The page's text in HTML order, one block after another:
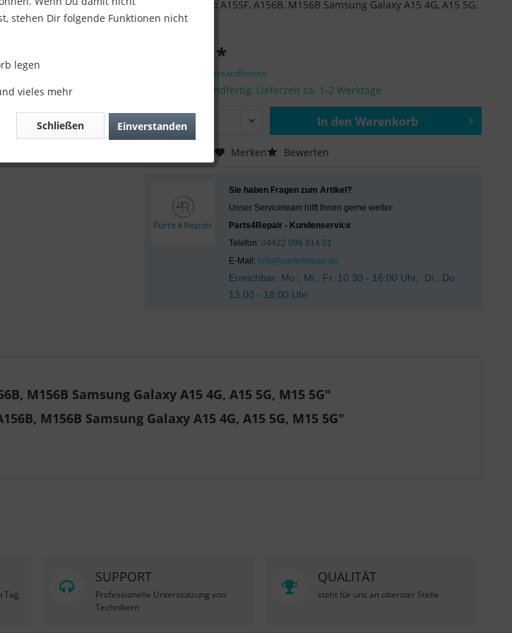
Kompatibilität: A155F, A156B, M156B Samsung Galaxy A15 4G, A15 5G,
M15 5G
11,90 € *
zzgl. Versandkosten
Sofort versandfertig, Lieferzeit ca. 1-2 Werktage
In den Warenkorb
Vergleichen Merken Bewerten
Sie haben Fragen zum Artikel?
Unser Serviceteam hilft Ihnen gerne weiter:
Parts4Repair - Kundenservice
Telefon:04422 996 814 01
E-Mail: info@parts4repair.de
Erreichbar: Mo., Mi., Fr. 10:30 - 16:00 Uhr, Di., Do.
13:00 - 18:00 Uhr
M156B Samsung Galaxy A15 4G, A15 5G, M15 5G"
M156B Samsung Galaxy A15 4G, A15 5G, M15 5G"
Tag
SUPPORT
Professionelle Unterstützung von
Technikern
QUALITÄT
steht für uns an oberster Stelle
stehen Dir folgende Funktionen nicht
legen
vieles mehr
Einverstanden
Schließen